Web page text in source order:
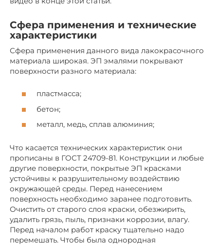
Сфера применения и технические
характеристики
Сфера применения данного вида лакокрасочного
материала широкая. ЭП эмалями покрывают
поверхности разного материала:
пластмасса;
бетон;
металл, медь, сплав алюминия;
Что касается технических характеристик они
прописаны в ГОСТ 24709-81. Конструкции и любые
другие поверхности, покрытые ЭП красками
устойчивы к разрушительному воздействию
окружающей среды. Перед нанесением
поверхность необходимо заранее подготовить.
Очистить от старого слоя краски, обезжирить,
удалить грязь, пыль, признаки коррозии, влагу.
Перед началом работ краску тщательно надо
перемешать. Чтобы была однородная